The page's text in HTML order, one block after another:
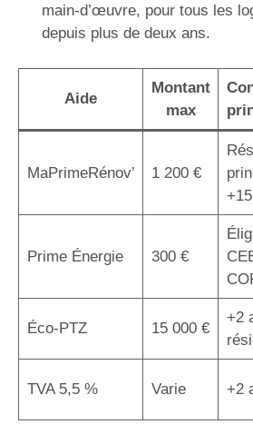
main-d’œuvre, pour tous les
depuis plus de deux ans.
Aide
Montant
max
MaPrimeRénov’ 1 200 €
Prime Énergie 300 €
Éco-PTZ 15 000 €
+2
TVA 5,5 % Varie +2